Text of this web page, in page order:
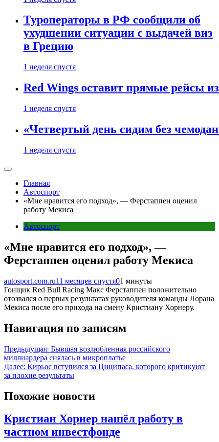
Туроператоры в РФ сообщили об
ухудшении ситуации с выдачей виз
в Грецию
1 неделя спустя
Red Wings оставит прямые рейсы
1 неделя спустя
«Четвертый день сидим без
1 неделя спустя
Главная
Автоспорт
«Мне нравится его подход», — Ферстаппен оценил
работу Мекиса
Автоспорт
«Мне нравится его подход», —
Ферстаппен оценил работу Мекиса
autosport.com.ru11 месяцев спустя01 минуты
Гонщик Red Bull Racing Макс Ферстаппен положительно
отозвался о первых результатах руководителя команды Лорана
Мекиса после его прихода на смену Кристиану Хорнеру.
Навигация по записям
Предыдущая: Бывшая возлюбленная российского
миллиардера снялась в микроплатье
Далее: Кирьос вступился за Циципаса, которого критикуют
за плохие результаты
Похожие новости
Кристиан Хорнер нашёл работу в
частном инвестфонде